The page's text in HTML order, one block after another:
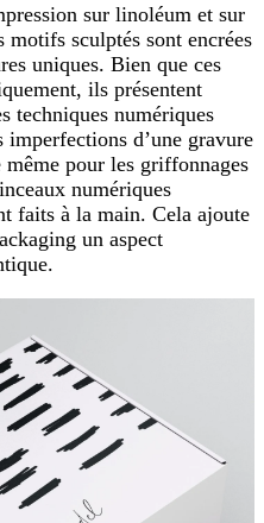
sur linoléum et sur
sculptés sont encrées
uniques. Bien que ces
ils présentent
techniques numériques
imperfections d’une gravure
pour les griffonnages
numériques
faits à la main. Cela ajoute
un aspect